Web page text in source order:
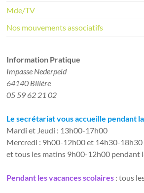
Mde/TV
Nos mouvements associatifs
Information Pratique​
Impasse Nederpeld
64140 Billère
05 59 62 21 02
Le secrétariat vous accueille pendant
Mardi et Jeudi : 13h00-17h00
Mercredi : 9h00-12h00 et 14h30-18h30
et tous les matins 9h00-12h00 pendant
Pendant les vacances scolaires : tous